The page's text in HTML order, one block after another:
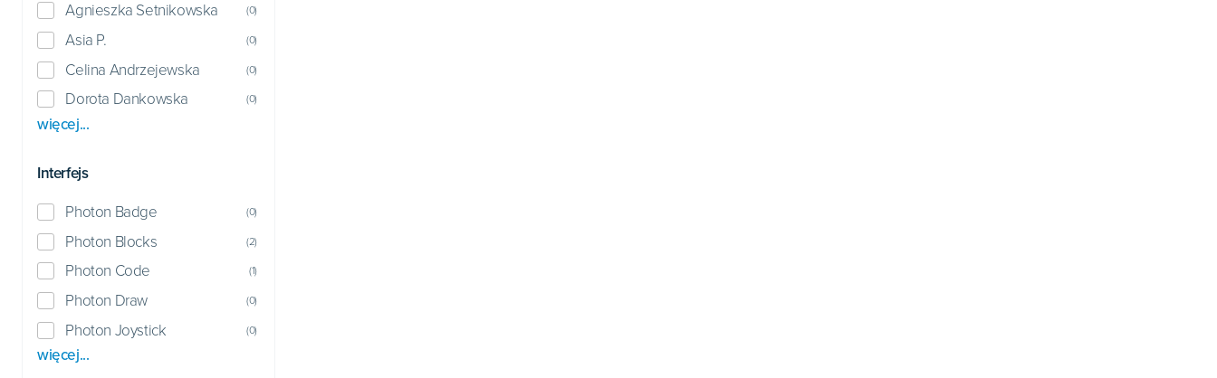
Agnieszka Setnikowska (0)
Asia P. (0)
Celina Andrzejewska (0)
Dorota Dankowska (0)
więcej...
Interfejs
Photon Badge (0)
Photon Blocks (2)
Photon Code (1)
Photon Draw (0)
Photon Joystick (0)
więcej...